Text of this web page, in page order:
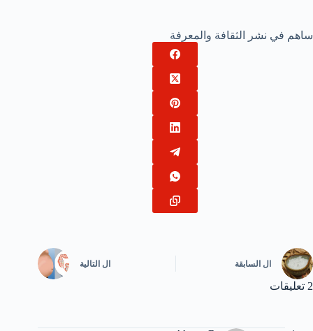
ساهم في نشر الثقافة والمعرفة
ال السابقة ال التالية
2 تعليقات